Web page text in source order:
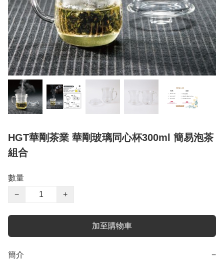
HGT華剛茶業 華剛玻璃同心杯300ml 簡易泡茶
組合
數量
−
+
加至購物車
簡介 −